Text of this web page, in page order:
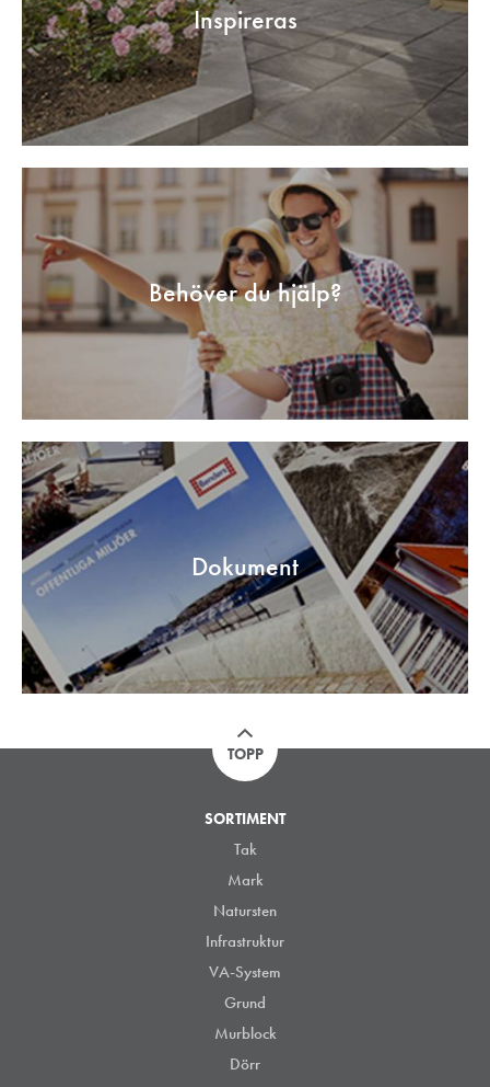
Inspireras
Behöver du hjälp?
Dokument
TOPP
SORTIMENT
Tak
Mark
Natursten
Infrastruktur
VA-System
Grund
Murblock
Dörr